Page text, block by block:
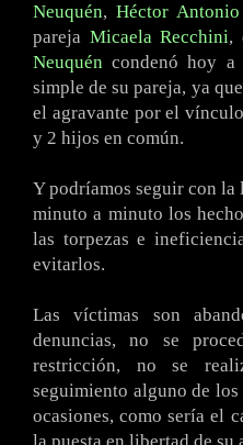
Neuquén, Héctor Antonio
pareja Micaela Recchini,
Neuquén condenó hoy a
simple de su pareja, ya
el agravante por el
y 2 hijos en común.
Y podríamos seguir con la
minuto a minuto los
las torpezas e
evitarlos.
Las víctimas son
denuncias, no se
restricción, no se
seguimiento alguno de
ocasiones, como sería el